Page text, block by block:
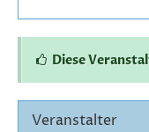
Diese
Veranstalter